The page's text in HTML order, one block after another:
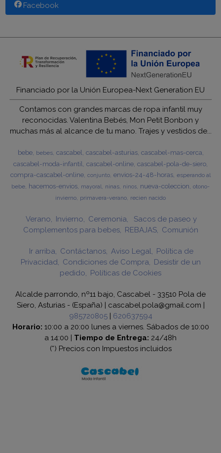
Facebook
Financiado por la Unión Europea-Next Generation EU
Contamos con grandes marcas de ropa infantil muy
reconocidas. Valentina Bebés, Mon Petit Bonbon y
muchas más al alcance de tu mano. Trajes y vestidos de...
bebe bebes cascabel cascabel-asturias cascabel-mas-cerca
cascabel-moda-infantil cascabel-online cascabel-pola-de-siero
compra-cascabel-online conjunto envios-24-48-horas esperando al
bebe hacemos-envios mayoral ninas ninos nueva-coleccion otono-
invierno primavera-verano recien nacido
Verano Invierno Ceremonia
Sacos de paseo y
Complementos para bebes
REBAJAS Comunión
Ir arriba Contáctanos Aviso Legal
Política de
Privacidad
Condiciones de Compra
Desistir de un
pedido
Políticas de Cookies
Alcalde parrondo, nº11 bajo, Cascabel - 33510 Pola de
Siero, Asturias - (España) | cascabel.pola@gmail.com |
985720805| 620637594
Horario: 10:00 a 20:00 lunes a viernes. Sábados de 10:00
a 14:00 | Tiempo de Entrega: 24/48h
(*) Precios con Impuestos incluidos